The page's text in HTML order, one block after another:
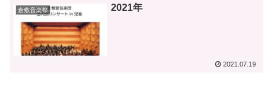
倉敷音楽祭 2021年
2021.07.19